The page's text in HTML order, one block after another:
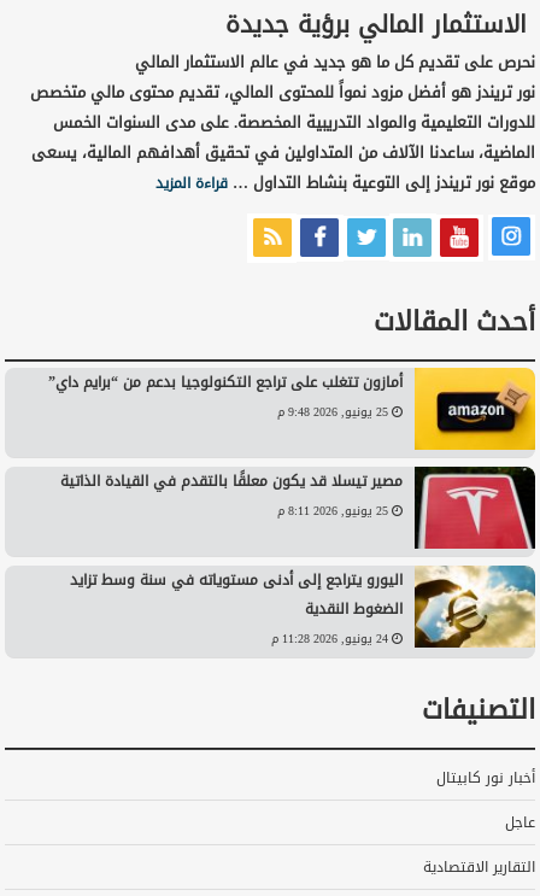
الاستثمار المالي برؤية جديدة
نحرص على تقديم كل ما هو جديد في عالم الاستثمار المالي
نور تريندز هو أفضل مزود نمواً للمحتوى المالي، تقديم محتوى مالي متخصص
للدورات التعليمية والمواد التدريبية المخصصة. على مدى السنوات الخمس
الماضية، ساعدنا الآلاف من المتداولين في تحقيق أهدافهم المالية، يسعى
موقع نور تريندز إلى التوعية بنشاط التداول …قراءة المزيد
أحدث المقالات
أمازون تتغلب على تراجع التكنولوجيا بدعم من “برايم داي”
25 يونيو, 2026 9:48 م
مصير تيسلا قد يكون معلقًا بالتقدم في القيادة الذاتية
25 يونيو, 2026 8:11 م
اليورو يتراجع إلى أدنى مستوياته في سنة وسط تزايد
الضغوط النقدية
24 يونيو, 2026 11:28 م
التصنيفات
أخبار نور كابيتال
عاجل
التقارير الاقتصادية